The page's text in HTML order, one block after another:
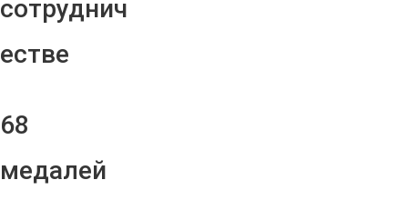
сотруднич
естве
68
медалей